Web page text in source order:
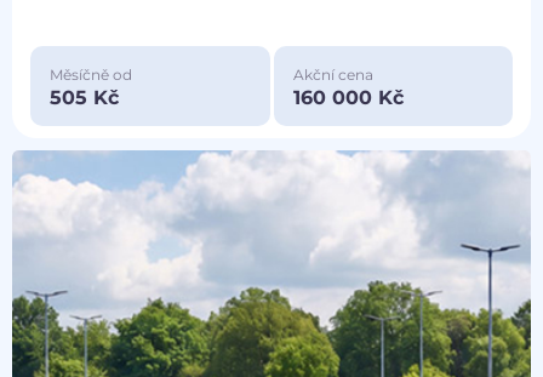
Měsíčně od
505 Kč
Akční cena
160 000 Kč